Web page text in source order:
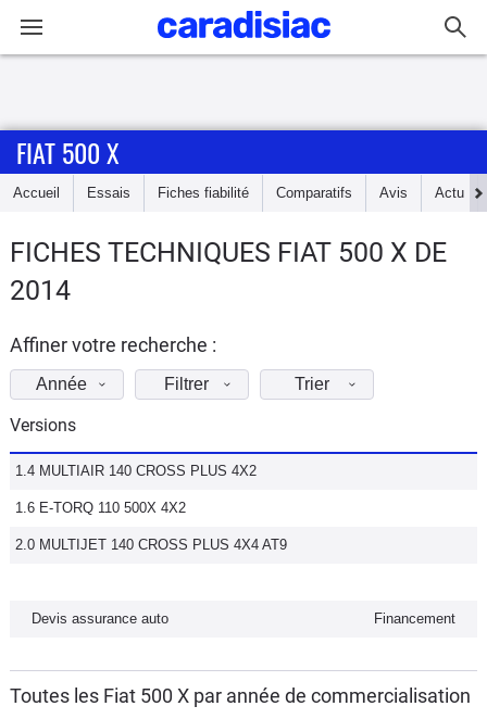
Accueil
Essais
d'achat
Electriques
Utilitaires
Flottes
Auto
Moto
FIAT 500 X
Accueil Essais Fiches fiabilité Comparatifs Avis Actu
FICHES TECHNIQUES FIAT 500 X DE
2014
Affiner votre recherche :
Année Filtrer Trier
Versions
1.4 MULTIAIR 140 CROSS PLUS 4X2
1.6 E-TORQ 110 500X 4X2
2.0 MULTIJET 140 CROSS PLUS 4X4 AT9
Devis assurance auto Financement
Toutes les Fiat 500 X par année de commercialisation